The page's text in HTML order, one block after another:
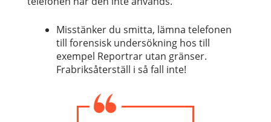
Misstänker du smitta, lämna telefonen
till forensisk undersökning hos till
exempel Reportrar utan gränser.
Frabriksåterställ i så fall inte!